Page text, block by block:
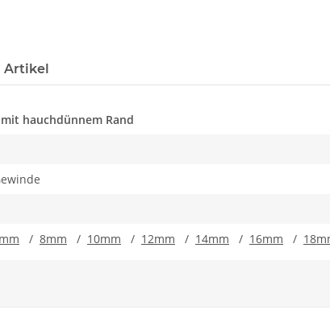
Artikel
mit hauchdünnem Rand
/ 8mm / 10mm / 12mm / 14mm / 16mm /